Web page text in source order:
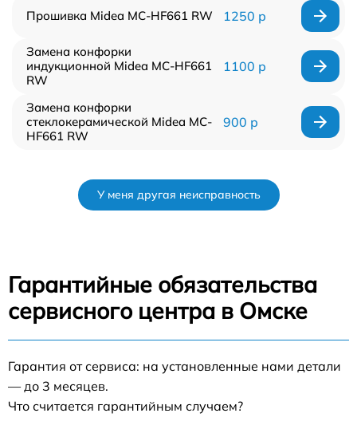
Прошивка Midea MC-HF661 RW 1250 р
Замена конфорки
индукционной Midea MC-HF661
RW
1100 р
Замена конфорки
стеклокерамической Midea MC-
HF661 RW
900 р
У меня другая неисправность
Гарантийные обязательства
сервисного центра в Омске
Гарантия от сервиса: на установленные нами детали
— до 3 месяцев.
Что считается гарантийным случаем?